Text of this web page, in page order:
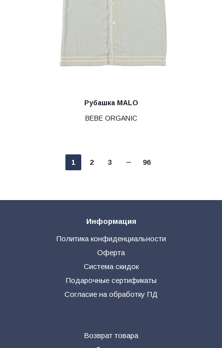
Рубашка MALO
BEBE ORGANIC
1 2 3 96
Информация
Политика конфиденциальности
Оферта
Система скидок
Подарочные сертификаты
Согласие на обработку ПД
Возврат товара